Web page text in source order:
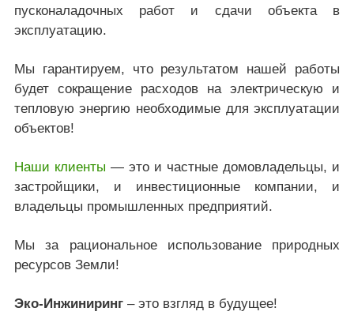
пусконаладочных работ и сдачи объекта в
эксплуатацию.
Мы гарантируем, что результатом нашей работы
будет сокращение расходов на электрическую и
тепловую энергию необходимые для эксплуатации
объектов!
Наши клиенты — это и частные домовладельцы, и
застройщики, и инвестиционные компании, и
владельцы промышленных предприятий.
Мы за рациональное использование природных
ресурсов Земли!
Эко-Инжиниринг– это взгляд в будущее!